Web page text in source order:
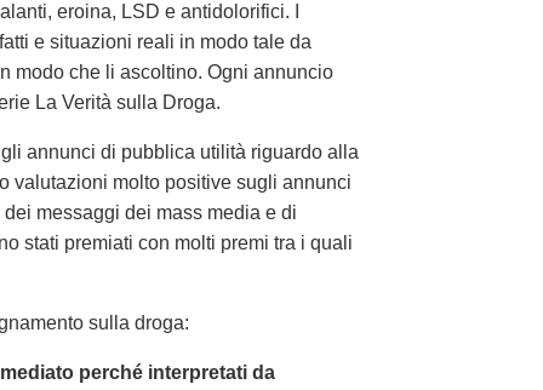
eroina, LSD e antidolorifici. I
e situazioni reali in modo tale da
modo che li ascoltino. Ogni annuncio
La Verità sulla Droga.
annunci di pubblica utilità riguardo alla
valutazioni molto positive sugli annunci
messaggi dei mass media e di
stati premiati con molti premi tra i quali
sulla droga:
perché interpretati da